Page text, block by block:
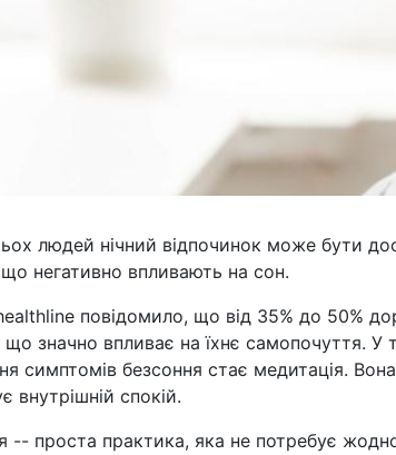
людей нічний відпочинок може бути
негативно впливають на сон.
повідомило, що від 35% до 50%
що значно впливає на їхнє самопочуття.
симптомів безсоння стає медитація.
внутрішній спокій.
-- проста практика, яка не потребує